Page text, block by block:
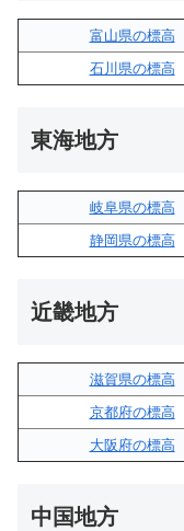
富山県の標高
石川県の標高
東海地方
岐阜県の標高
静岡県の標高
近畿地方
滋賀県の標高
京都府の標高
大阪府の標高
中国地方